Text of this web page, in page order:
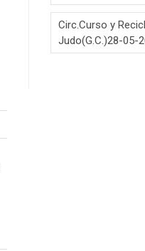
Circ.Curso y
Judo(G.C.)28-05-